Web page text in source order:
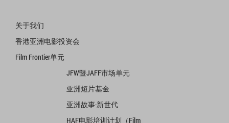
关于我们
香港亚洲电影投资会
Film Frontier单元
JFW暨JAFF市场单元
亚洲短片基金
亚洲故事·新世代
HAF电影培训计划（Film